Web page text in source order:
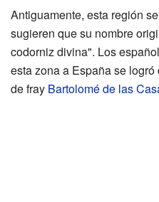
Antiguamente, esta región
sugieren que su nombre
codorniz divina". Los
esta zona a España se
de fray Bartolomé de las